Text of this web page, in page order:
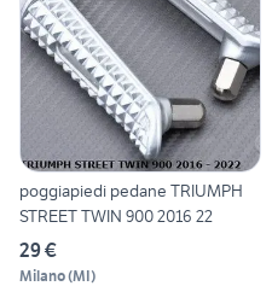
poggiapiedi pedane TRIUMPH
STREET TWIN 900 2016 22
29 €
Milano(MI)